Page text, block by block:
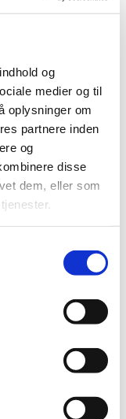
og
medier og til
oplysninger om
partnere inden
og
disse
dem, eller som
2026
lide...